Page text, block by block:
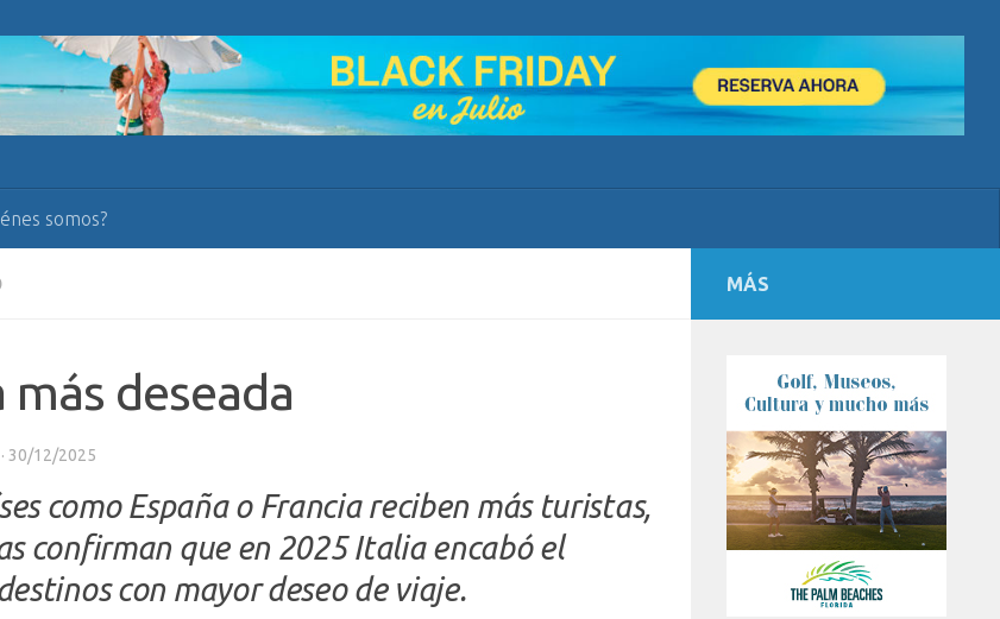
somos?
más deseada
· 30/12/2025
como España o Francia reciben más turistas,
confirman que en 2025 Italia encabó el
con mayor deseo de viaje.
MÁS